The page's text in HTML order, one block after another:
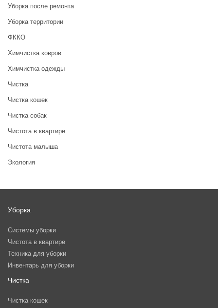
Уборка после ремонта
Уборка территории
ФККО
Химчистка ковров
Химчистка одежды
Чистка
Чистка кошек
Чистка собак
Чистота в квартире
Чистота малыша
Экология
Уборка
Системы уборки
Чистота в квартире
Техника для уборки
Инвентарь для уборки
Чистка
Чистка кошек